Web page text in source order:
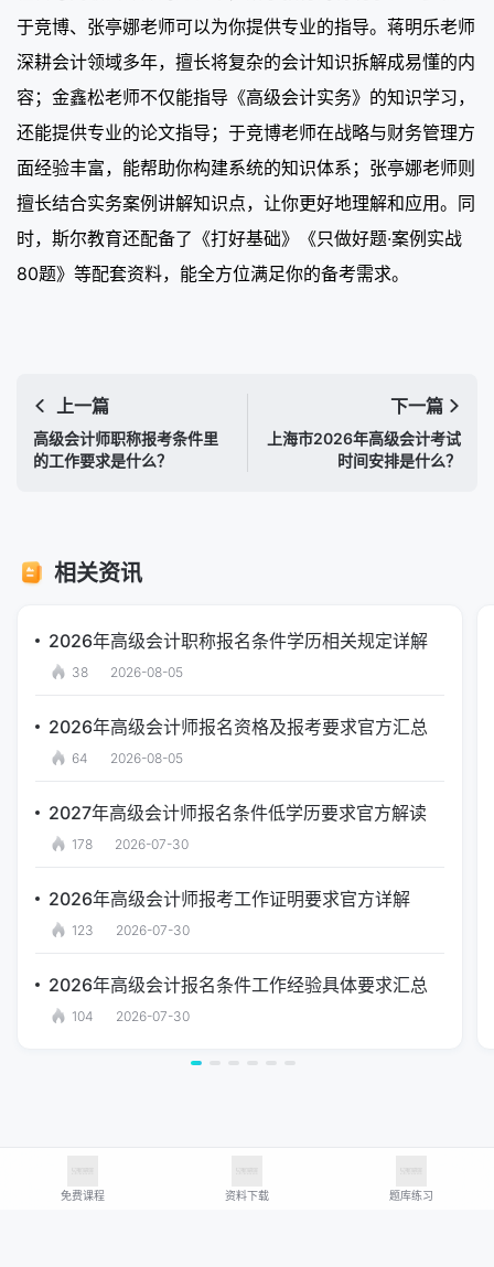
于竞博、张亭娜老师可以为你提供专业的指导。蒋明乐老师
深耕会计领域多年，擅长将复杂的会计知识拆解成易懂的内
容；金鑫松老师不仅能指导《高级会计实务》的知识学习，
还能提供专业的论文指导；于竞博老师在战略与财务管理方
面经验丰富，能帮助你构建系统的知识体系；张亭娜老师则
擅长结合实务案例讲解知识点，让你更好地理解和应用。同
时，斯尔教育还配备了《打好基础》《只做好题·案例实战
80题》等配套资料，能全方位满足你的备考需求。
上一篇
高级会计师职称报考条件里
的工作要求是什么？
下一篇
上海市2026年高级会计考试
时间安排是什么？
相关资讯
2026年高级会计职称报名条件学历相关规定详解
38 2026-08-05
2026年高级会计师报名资格及报考要求官方汇总
64 2026-08-05
2027年高级会计师报名条件低学历要求官方解读
178 2026-07-30
2026年高级会计师报考工作证明要求官方详解
123 2026-07-30
2026年高级会计报名条件工作经验具体要求汇总
104 2026-07-30
免费课程 资料下载 题库练习